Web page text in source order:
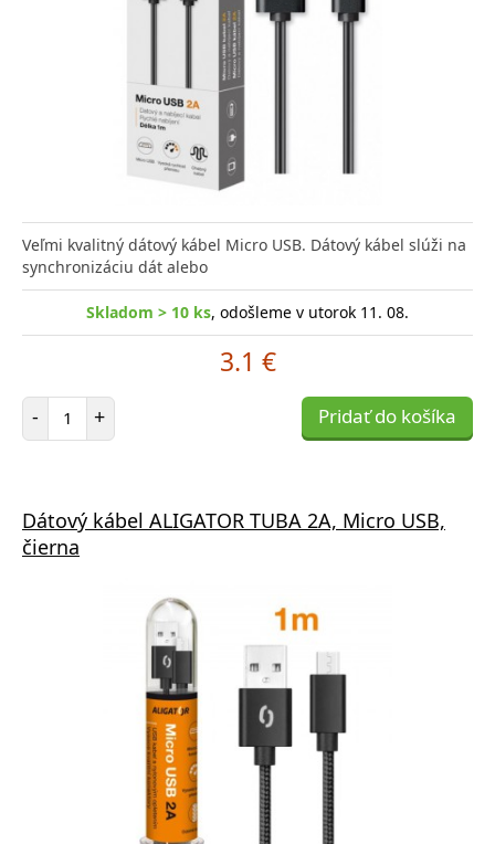
Veľmi kvalitný dátový kábel Micro USB. Dátový kábel slúži na
synchronizáciu dát alebo
Skladom > 10 ks, odošleme v utorok 11. 08.
3.1 €
- Počet položiek
+ Pridať do košíka
Dátový kábel ALIGATOR TUBA 2A, Micro USB,
čierna